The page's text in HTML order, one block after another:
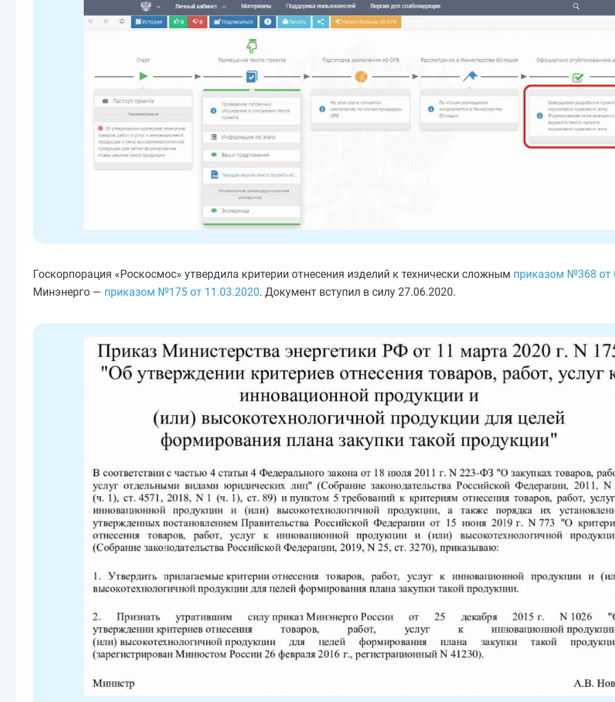
Госкорпорация «Роскосмос» утвердила критерии отнесения изделий к технически сложным приказом №368 от
Минэнерго — приказом №175 от 11.03.2020. Документ вступил в силу 27.06.2020.